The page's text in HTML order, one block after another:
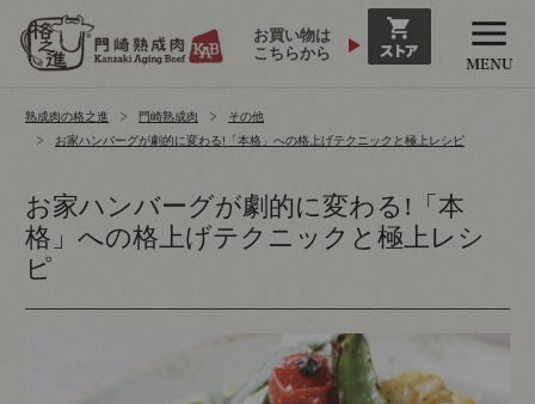
お買い物は
こちらから
熟成肉の格之進 門崎熟成肉
その他
お家ハンバーグが劇的に変わる!「本格」への格上げテクニックと極上レシピ
お家ハンバーグが劇的に変わる!「本
格」への格上げテクニックと極上レシ
ピ